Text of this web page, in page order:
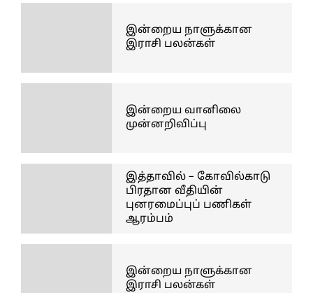
இன்றைய நாளுக்கான
இராசி பலன்கள்
இன்றைய வானிலை
முன்னறிவிப்பு
இத்தாவில் – கோவில்காடு
பிரதான வீதியின்
புனரமைப்புப் பணிகள்
ஆரம்பம்
இன்றைய நாளுக்கான
இராசி பலன்கள்